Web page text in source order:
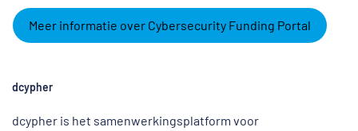
Meer informatie over Cybersecurity Funding Portal
dcypher
dcypher is het samenwerkingsplatform voor